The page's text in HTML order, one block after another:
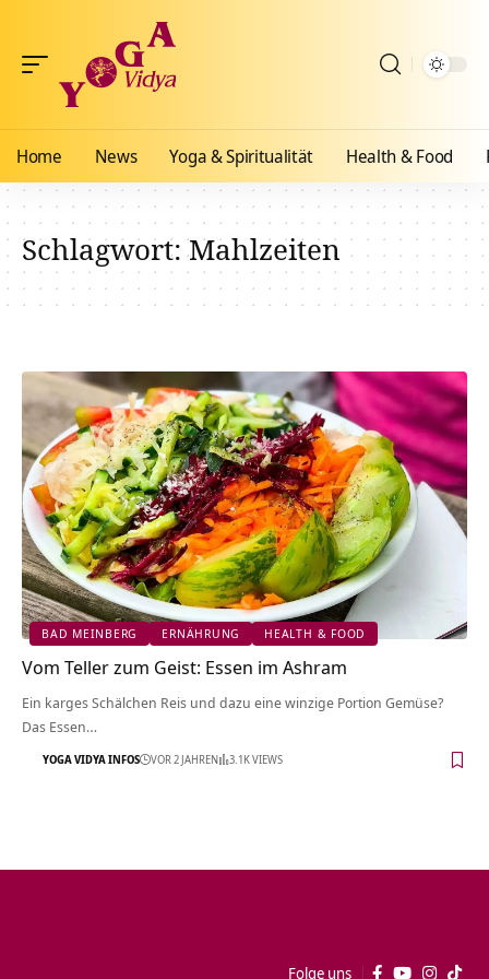
Home News Yoga & Spiritualität Health & Food
Schlagwort:Mahlzeiten
BAD MEINBERG ERNÄHRUNG HEALTH & FOOD
Vom Teller zum Geist: Essen im Ashram
Ein karges Schälchen Reis und dazu eine winzige Portion Gemüse?
Das Essen…
YOGA VIDYA INFOS VOR 2 JAHREN 3.1K VIEWS
Folge uns